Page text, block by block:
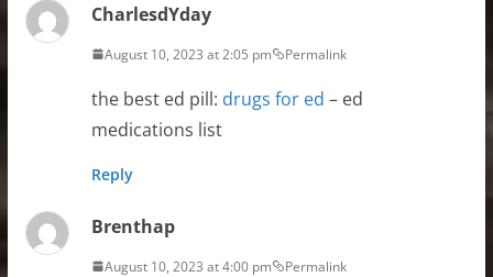
CharlesdYday
August 10, 2023 at 2:05 pm Permalink
the best ed pill: drugs for ed – ed
medications list
Reply
Brenthap
August 10, 2023 at 4:00 pm Permalink